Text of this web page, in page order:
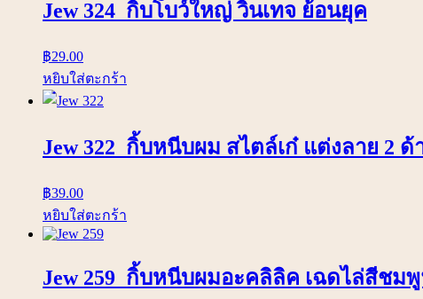
Jew 324 กิ้บโบว์ใหญ่ วินเทจ ย้อนยุค
฿29.00
หยิบใส่ตะกร้า
Jew 322 กิ้บหนีบผม สไตล์เก๋ แต่งลาย 2
฿39.00
หยิบใส่ตะกร้า
Jew 259 กิ้บหนีบผมอะคลิลิค เฉดไล่สีชม